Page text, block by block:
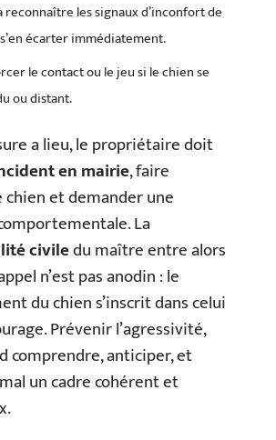
les signaux d’inconfort de
écarter immédiatement.
le contact ou le jeu si le chien se
ou distant.
a lieu, le propriétaire doit
en mairie, faire
et demander une
La
civiledu maître entre alors
n’est pas anodin : le
du chien s’inscrit dans celui
Prévenir l’agressivité,
comprendre, anticiper, et
un cadre cohérent et